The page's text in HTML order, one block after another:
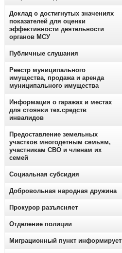
Доклад о достигнутых значениях
показателей для оценки
эффективности деятельности
органов МСУ
Публичные слушания
Реестр муниципального
имущества, продажа и аренда
муниципального имущества
Информация о гаражах и местах
для стоянки тех.средств
инвалидов
Предоставление земельных
участков многодетным семьям,
участникам СВО и членам их
семей
Социальная субсидия
Добровольная народная дружина
Прокурор разъясняет
Отделение полиции
Миграционный пункт информирует